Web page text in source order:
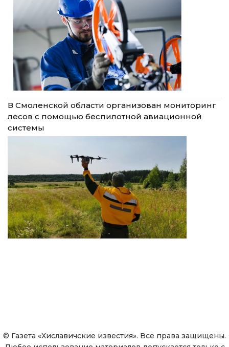
В Смоленской области организован мониторинг
лесов с помощью беспилотной авиационной
системы
© Газета «Хиславичские известия». Все права защищены.